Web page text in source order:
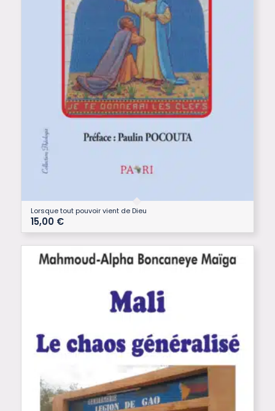
Lorsque tout pouvoir vient de Dieu
15,00 €